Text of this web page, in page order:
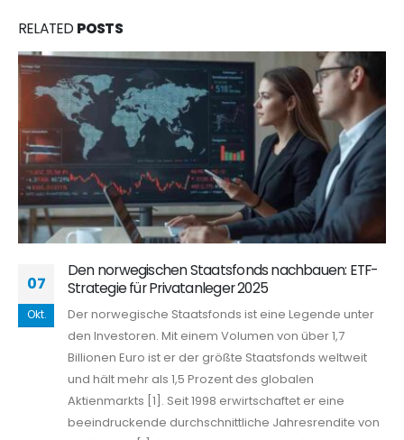
RELATED POSTS
07
Okt.
Den norwegischen Staatsfonds nachbauen: ETF-
Strategie für Privatanleger 2025
Der norwegische Staatsfonds ist eine Legende unter
den Investoren. Mit einem Volumen von über 1,7
Billionen Euro ist er der größte Staatsfonds weltweit
und hält mehr als 1,5 Prozent des globalen
Aktienmarkts [1]. Seit 1998 erwirtschaftet er eine
beeindruckende durchschnittliche Jahresrendite von